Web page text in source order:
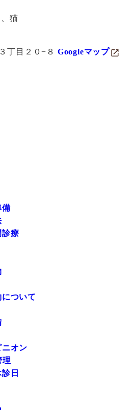
猫
丁目２０−８ Googleマップ
備
診療
ついて
オン
理
日